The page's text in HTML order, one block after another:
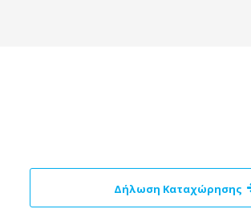
Δήλωση Καταχώρησης